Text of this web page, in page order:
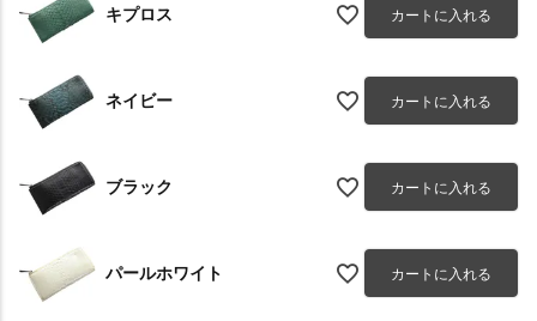
キプロス カートに入れる
ネイビー カートに入れる
ブラック カートに入れる
パールホワイト カートに入れる